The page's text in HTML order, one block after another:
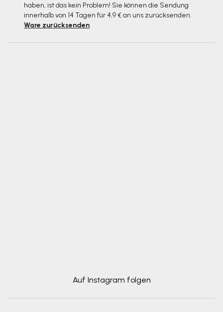
haben, ist das kein Problem! Sie können die Sendung
innerhalb von 14 Tagen für 4,9 € an uns zurücksenden.
Ware zurücksenden
Auf Instagram folgen